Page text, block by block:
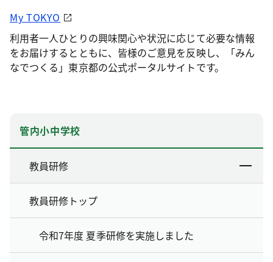
My TOKYO
利用者一人ひとりの興味関心や状況に応じて必要な情報
をお届けするとともに、皆様のご意見を反映し、「みん
なでつくる」東京都の公式ポータルサイトです。
管内小中学校
教員研修
教員研修トップ
令和7年度 夏季研修を実施しました